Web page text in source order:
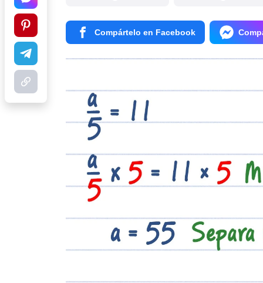
Compártelo en Facebook